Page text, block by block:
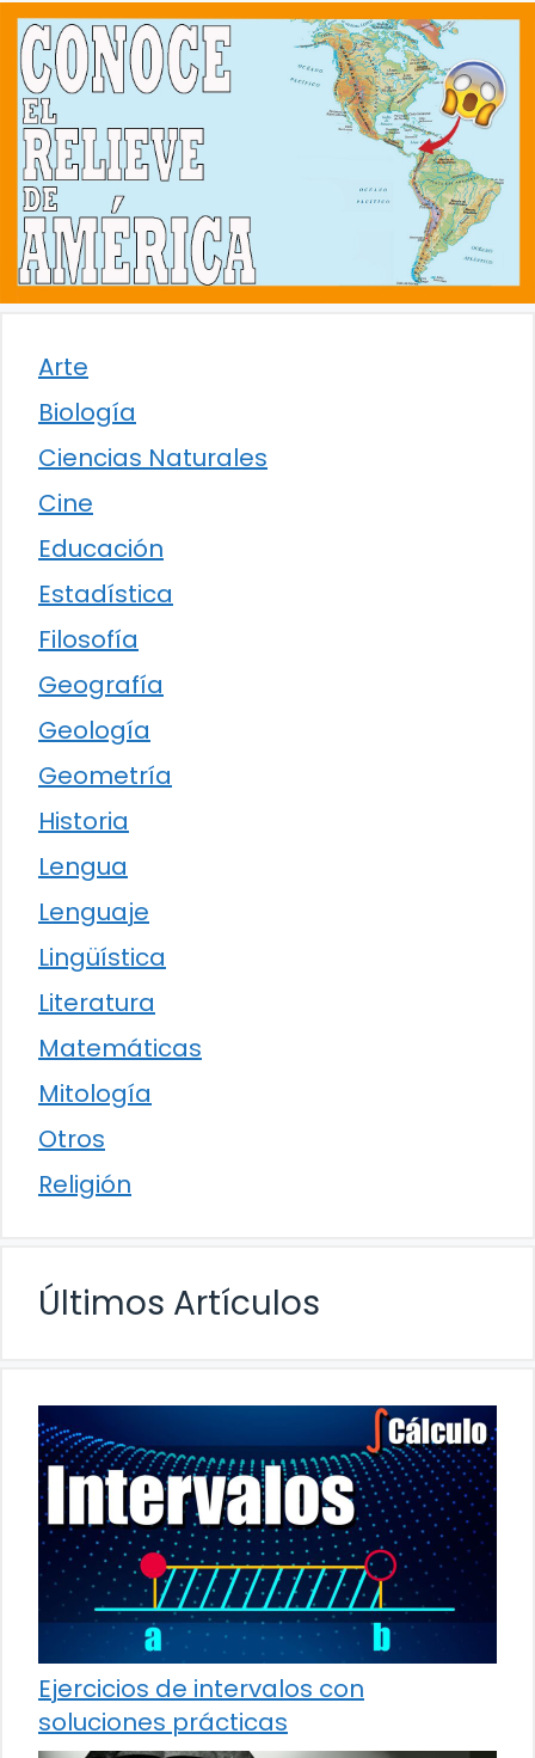
Arte
Biología
Ciencias Naturales
Cine
Educación
Estadística
Filosofía
Geografía
Geología
Geometría
Historia
Lengua
Lenguaje
Lingüística
Literatura
Matemáticas
Mitología
Otros
Religión
Últimos Artículos
Ejercicios de intervalos con
soluciones prácticas